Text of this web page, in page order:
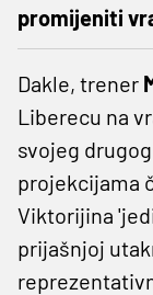
promijeniti
Dakle, trener
Liberecu na
svojeg
projekcijama
Viktorijina
prijašnjoj